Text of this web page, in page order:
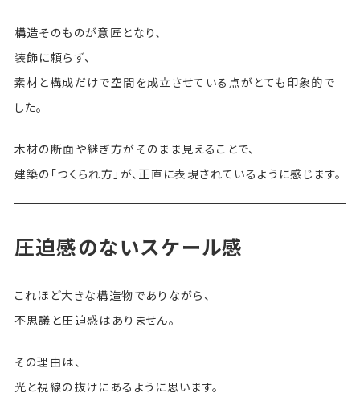
構造そのものが意匠となり、
装飾に頼らず、
素材と構成だけで空間を成立させている点がとても印象的で
した。
木材の断面や継ぎ方がそのまま見えることで、
建築の「つくられ方」が、正直に表現されているように感じます。
圧迫感のないスケール感
これほど大きな構造物でありながら、
不思議と圧迫感はありません。
その理由は、
光と視線の抜けにあるように思います。